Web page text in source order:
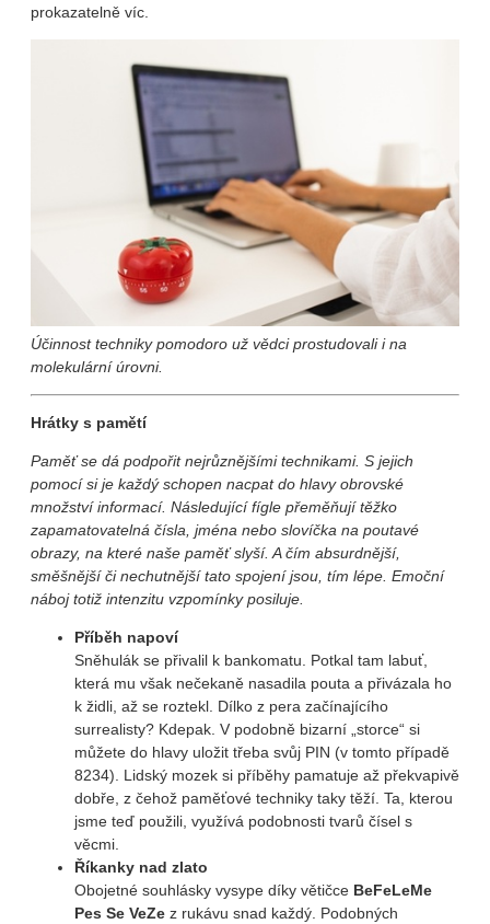
prokazatelně víc.
Účinnost techniky pomodoro už vědci prostudovali i na
molekulární úrovni.
Hrátky s pamětí
Paměť se dá podpořit nejrůznějšími technikami. S jejich
pomocí si je každý schopen nacpat do hlavy obrovské
množství informací. Následující fígle přeměňují těžko
zapamatovatelná čísla, jména nebo slovíčka na poutavé
obrazy, na které naše paměť slyší. A čím absurdnější,
směšnější či nechutnější tato spojení jsou, tím lépe. Emoční
náboj totiž intenzitu vzpomínky posiluje.
Příběh napoví
Sněhulák se přivalil k bankomatu. Potkal tam labuť,
která mu však nečekaně nasadila pouta a přivázala ho
k židli, až se roztekl. Dílko z pera začínajícího
surrealisty? Kdepak. V podobně bizarní „storce“ si
můžete do hlavy uložit třeba svůj PIN (v tomto případě
8234). Lidský mozek si příběhy pamatuje až překvapivě
dobře, z čehož paměťové techniky taky těží. Ta, kterou
jsme teď použili, využívá podobnosti tvarů čísel s
věcmi.
Říkanky nad zlato
Obojetné souhlásky vysype díky větičce BeFeLeMe
Pes Se VeZe z rukávu snad každý. Podobných